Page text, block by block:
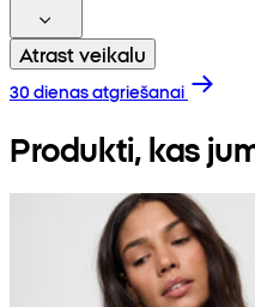
Atrast veikalu
30 dienas atgriešanai
Produkti, kas